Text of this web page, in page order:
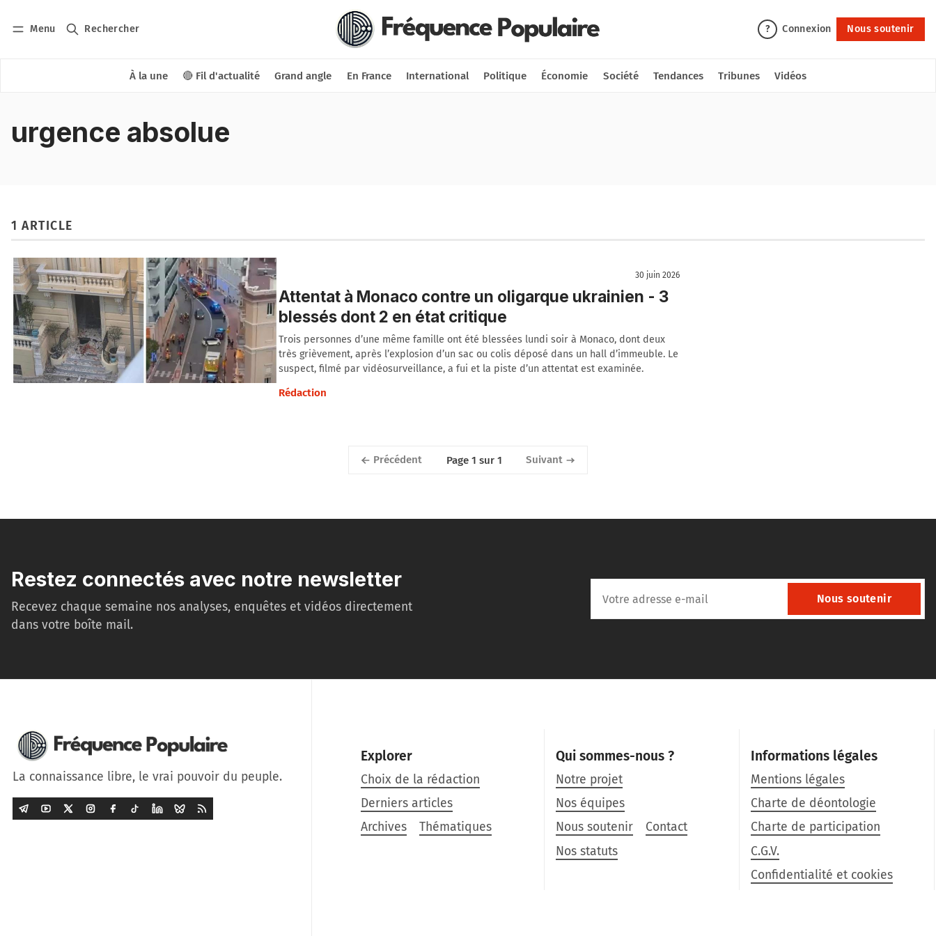
Menu Rechercher ? Connexion Nous soutenir
À la une 🔴 Fil d'actualité Grand angle En France International Politique Économie Société Tendances Tribunes Vidéos
Nous soutenir
urgence absolue
1 ARTICLE
30 juin 2026
Attentat à Monaco contre un oligarque ukrainien - 3
blessés dont 2 en état critique
Trois personnes d’une même famille ont été blessées lundi soir à Monaco, dont deux
très grièvement, après l’explosion d’un sac ou colis déposé dans un hall d’immeuble. Le
suspect, filmé par vidéosurveillance, a fui et la piste d’un attentat est examinée.
Rédaction
Précédent Page 1 sur 1 Suivant
Restez connectés avec notre newsletter
Recevez chaque semaine nos analyses, enquêtes et vidéos directement
dans votre boîte mail.
Nous soutenir
La connaissance libre, le vrai pouvoir du peuple.
Explorer
Choix de la rédaction
Derniers articles
Archives
Thématiques
Qui sommes-nous ?
Notre projet
Nos équipes
Nous soutenir
Contact
Nos statuts
Informations légales
Mentions légales
Charte de déontologie
Charte de participation
C.G.V.
Confidentialité et cookies